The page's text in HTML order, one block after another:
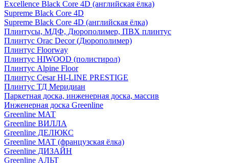
Excellence Black Core 4D (английская ёлка)
Supreme Black Core 4D
Supreme Black Core 4D (английская ёлка)
Плинтусы, МДФ, Дюрополимер, ПВХ плинтус
Плинтус Orac Decor (Дюрополимер)
Плинтус Floorway
Плинтус HIWOOD (полистирол)
Плинтус Alpine Floor
Плинтус Cesar HI-LINE PRESTIGE
Плинтус ТД Меридиан
Паркетная доска, инженерная доска, массив
Инженерная доска Greenline
Greenline МАТ
Greenline ВИЛЛА
Greenline ДЕЛЮКС
Greenline МАТ (французская ёлка)
Greenline ДИЗАЙН
Greenline АЛЬТ